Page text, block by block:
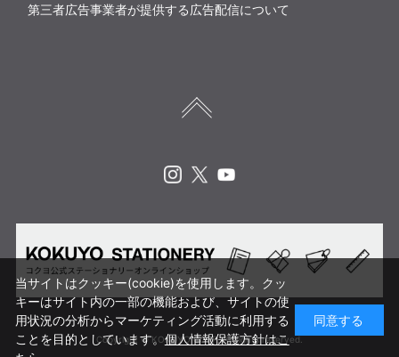
第三者広告事業者が提供する広告配信について
Copyright © KOKUYO CORP. All rights reserved.
当サイトはクッキー(cookie)を使用します。クッ
キーはサイト内の一部の機能および、サイトの使
用状況の分析からマーケティング活動に利用する
ことを目的としています。個人情報保護方針はこ
同意する